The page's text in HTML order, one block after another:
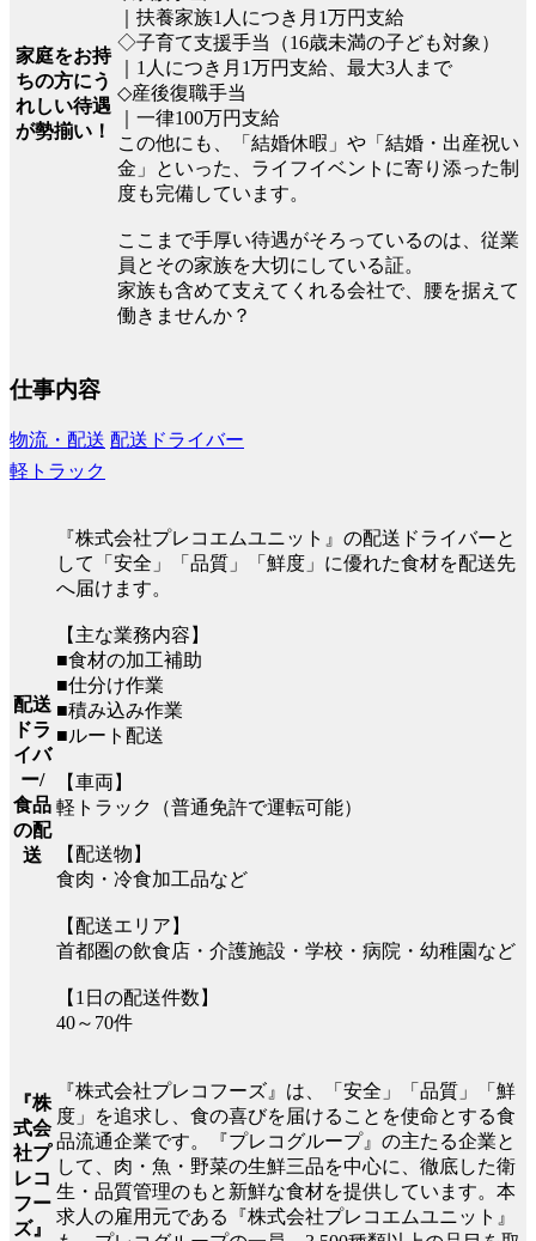
家庭をお持
ちの方にう
れしい待遇
が勢揃い！
｜扶養家族1人につき月1万円支給
◇子育て支援手当（16歳未満の子ども対象）
｜1人につき月1万円支給、最大3人まで
◇産後復職手当
｜一律100万円支給
この他にも、「結婚休暇」や「結婚・出産祝い
金」といった、ライフイベントに寄り添った制
度も完備しています。
ここまで手厚い待遇がそろっているのは、従業
員とその家族を大切にしている証。
家族も含めて支えてくれる会社で、腰を据えて
働きませんか？
仕事内容
物流・配送 配送ドライバー
軽トラック
配送
ドラ
イバ
ー/
食品
の配
送
『株式会社プレコエムユニット』の配送ドライバーと
して「安全」「品質」「鮮度」に優れた食材を配送先
へ届けます。
【主な業務内容】
■食材の加工補助
■仕分け作業
■積み込み作業
■ルート配送
【車両】
軽トラック（普通免許で運転可能）
【配送物】
食肉・冷食加工品など
【配送エリア】
首都圏の飲食店・介護施設・学校・病院・幼稚園など
【1日の配送件数】
40～70件
『株
式会
社プ
レコ
フー
ズ』
『株式会社プレコフーズ』は、「安全」「品質」「鮮
度」を追求し、食の喜びを届けることを使命とする食
品流通企業です。『プレコグループ』の主たる企業と
して、肉・魚・野菜の生鮮三品を中心に、徹底した衛
生・品質管理のもと新鮮な食材を提供しています。本
求人の雇用元である『株式会社プレコエムユニット』